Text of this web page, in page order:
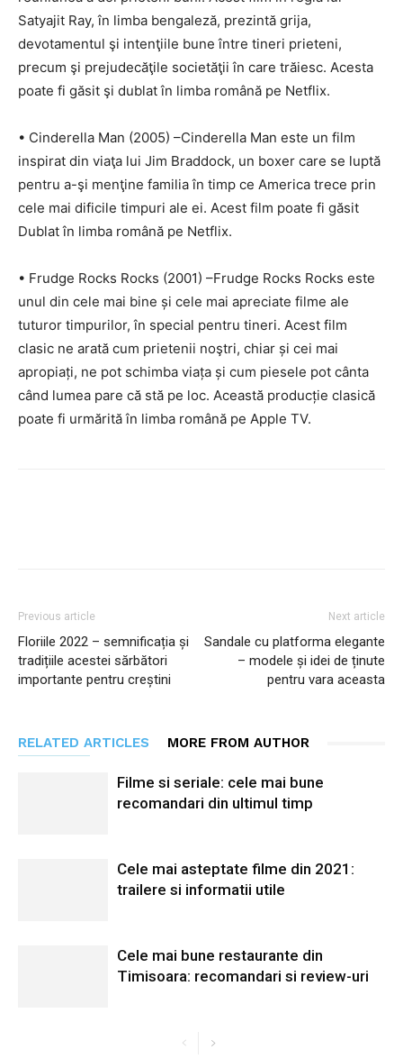
Satyajit Ray, în limba bengaleză, prezintă grija,
devotamentul şi intenţiile bune între tineri prieteni,
precum şi prejudecăţile societăţii în care trăiesc. Acesta
poate fi găsit şi dublat în limba română pe Netflix.
• Cinderella Man (2005) –Cinderella Man este un film
inspirat din viaţa lui Jim Braddock, un boxer care se luptă
pentru a-şi menţine familia în timp ce America trece prin
cele mai dificile timpuri ale ei. Acest film poate fi găsit
Dublat în limba română pe Netflix.
• Frudge Rocks Rocks (2001) –Frudge Rocks Rocks este
unul din cele mai bine și cele mai apreciate filme ale
tuturor timpurilor, în special pentru tineri. Acest film
clasic ne arată cum prietenii noştri, chiar și cei mai
apropiați, ne pot schimba viața și cum piesele pot cânta
când lumea pare că stă pe loc. Această producție clasică
poate fi urmărită în limba română pe Apple TV.
Previous article
Floriile 2022 – semnificația și
tradițiile acestei sărbători
importante pentru creștini
Next article
Sandale cu platforma elegante
– modele și idei de ținute
pentru vara aceasta
RELATED ARTICLES MORE FROM AUTHOR
Filme si seriale: cele mai bune
recomandari din ultimul timp
Cele mai asteptate filme din 2021:
trailere si informatii utile
Cele mai bune restaurante din
Timisoara: recomandari si review-uri